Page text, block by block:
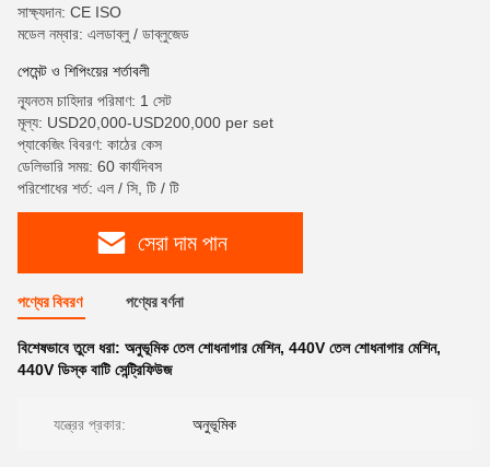
সাক্ষ্যদান: CE ISO
মডেল নম্বার: এলডাব্লু / ডাব্লুজেড
পেমেন্ট ও শিপিংয়ের শর্তাবলী
ন্যূনতম চাহিদার পরিমাণ: 1 সেট
মূল্য: USD20,000-USD200,000 per set
প্যাকেজিং বিবরণ: কাঠের কেস
ডেলিভারি সময়: 60 কার্যদিবস
পরিশোধের শর্ত: এল / সি, টি / টি
সেরা দাম পান
পণ্যের বিবরণ পণ্যের বর্ণনা
বিশেষভাবে তুলে ধরা: অনুভূমিক তেল শোধনাগার মেশিন, 440V তেল শোধনাগার মেশিন,
440V ডিস্ক বাটি সেন্ট্রিফিউজ
যন্ত্রের প্রকার: অনুভূমিক